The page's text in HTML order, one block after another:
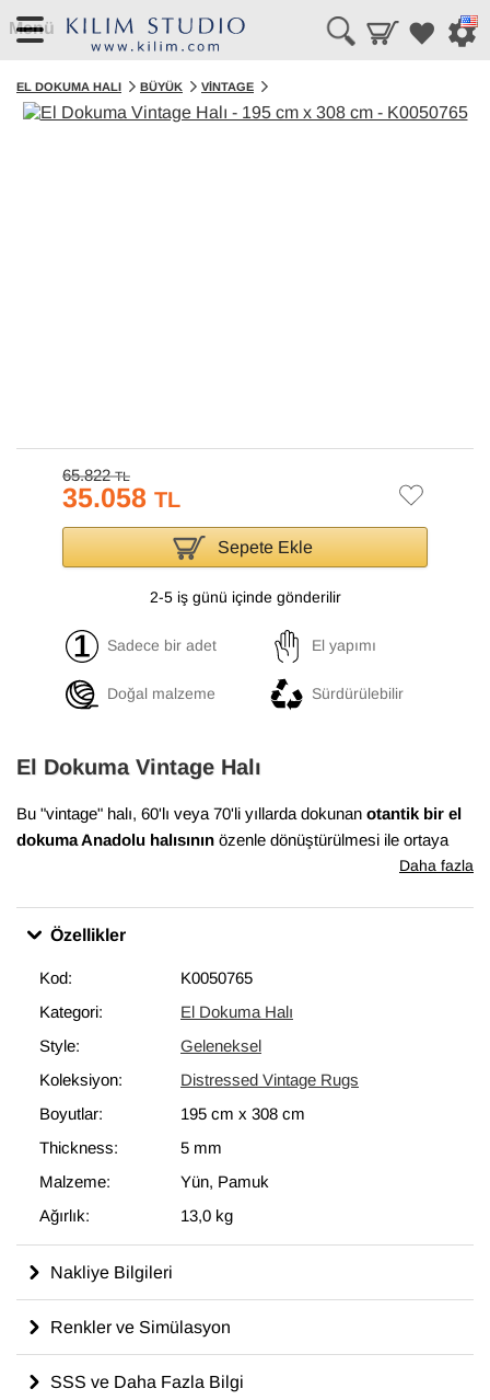
Menü
EL DOKUMA HALI BÜYÜK VINTAGE
65.822TL
35.058 TL
Sepete Ekle
2-5 iş günü içinde gönderilir
Sadece bir adet El yapımı
Doğal malzeme Sürdürülebilir
El Dokuma Vintage Halı
Bu "vintage" halı, 60'lı veya 70'li yıllarda dokunan otantik bir el
dokuma Anadolu halısının özenle dönüştürülmesi ile ortaya
çıkmıştır. Bu dönüşüm süreci, Anadolu'nun birçok yöresinde
düşürmek için el makineleri ile traşlanan halıların gerekli
bakımları yapılarak satışa sunulur. Bu muhteşem dönüşüm,
ortaya çıkartır.
195 cm x 308 cm
ölçülerinde olan bu halı, pamuktan üzerine
yün ile dokunmuştur.
Daha fazla
Özellikler
Kod:
K0050765
Kategori:
El Dokuma Halı
Style:
Geleneksel
Koleksiyon:
Distressed Vintage Rugs
Boyutlar:
195 cm x 308 cm
Thickness:
5 mm
Malzeme:
Yün, Pamuk
Ağırlık:
13,0 kg
Nakliye Bilgileri
Renkler ve Simülasyon
SSS ve Daha Fazla Bilgi